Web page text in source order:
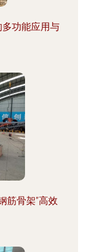
功能应用与
筋骨架”高效